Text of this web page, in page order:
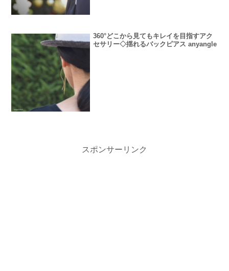
360°どこから見てもキレイを目指すアク
セサリー◇揺れるバックピアス anyangle
スポンサーリンク